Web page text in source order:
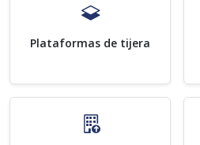
Plataformas de tijera